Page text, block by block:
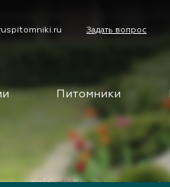
Задать вопрос
Питомники
Питомники АППМ
Партнеры питомников